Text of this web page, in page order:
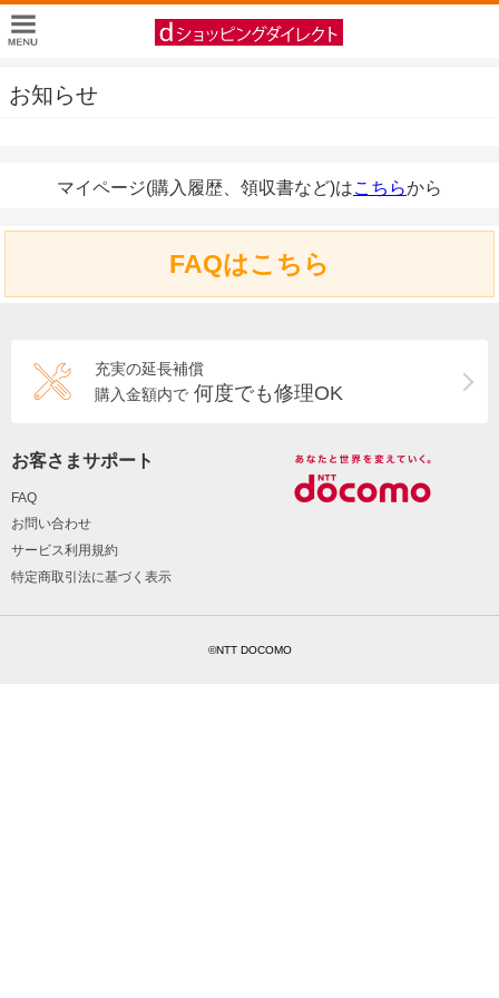
お知らせ
マイページ(購入履歴、領収書など)はこちらから
FAQはこちら
充実の延長補償
購入金額内で 何度でも修理OK
お客さまサポート
FAQ
お問い合わせ
サービス利用規約
特定商取引法に基づく表示
©NTT DOCOMO